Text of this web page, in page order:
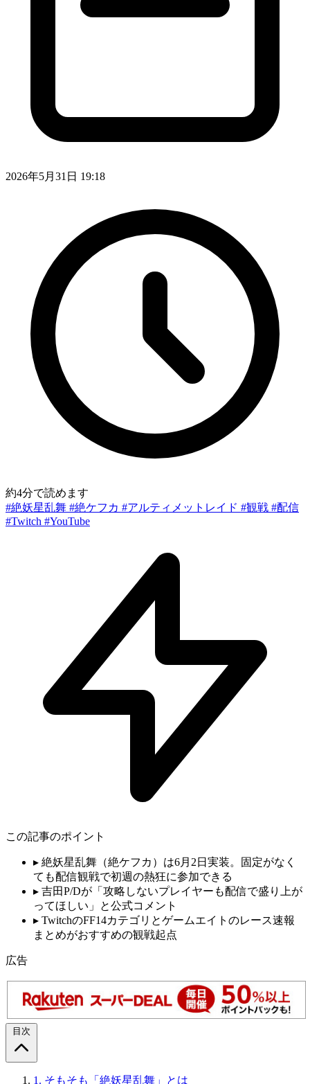
2026年5月31日 19:18
約4分で読めます
#絶妖星乱舞 #絶ケフカ #アルティメットレイド #観戦 #配信
#Twitch #YouTube
この記事のポイント
▸ 絶妖星乱舞（絶ケフカ）は6月2日実装。固定がなく
ても配信観戦で初週の熱狂に参加できる
▸ 吉田P/Dが「攻略しないプレイヤーも配信で盛り上が
ってほしい」と公式コメント
▸ TwitchのFF14カテゴリとゲームエイトのレース速報
まとめがおすすめの観戦起点
広告
目次
1. そもそも「絶妖星乱舞」とは